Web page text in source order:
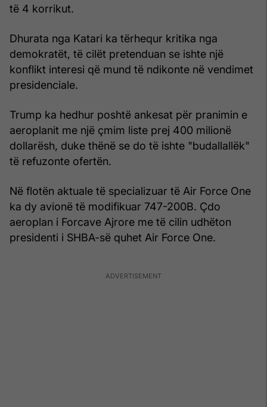
të 4 korrikut.
Dhurata nga Katari ka tërhequr kritika nga
demokratët, të cilët pretenduan se ishte një
konflikt interesi që mund të ndikonte në vendimet
presidenciale.
Trump ka hedhur poshtë ankesat për pranimin e
aeroplanit me një çmim liste prej 400 milionë
dollarësh, duke thënë se do të ishte "budallallëk"
të refuzonte ofertën.
Në flotën aktuale të specializuar të Air Force One
ka dy avionë të modifikuar 747-200B. Çdo
aeroplan i Forcave Ajrore me të cilin udhëton
presidenti i SHBA-së quhet Air Force One.